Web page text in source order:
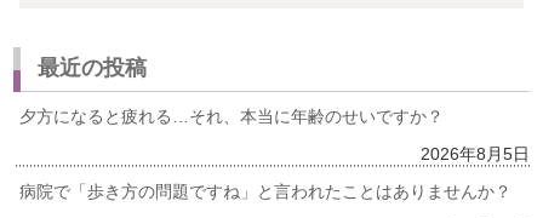
最近の投稿
夕方になると疲れる…それ、本当に年齢のせいですか？
2026年8月5日
病院で「歩き方の問題ですね」と言われたことはありませんか？